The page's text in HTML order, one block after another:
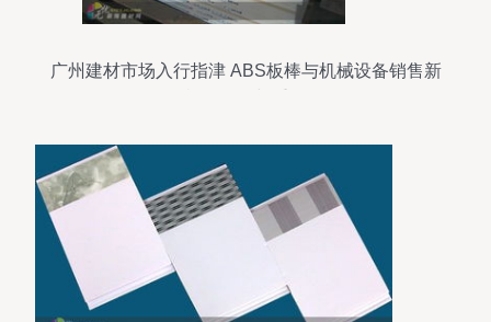
广州建材市场入行指津 ABS板棒与机械设备销售新